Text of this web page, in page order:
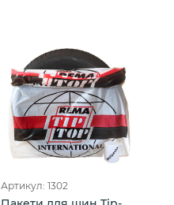
Артикул: 1302